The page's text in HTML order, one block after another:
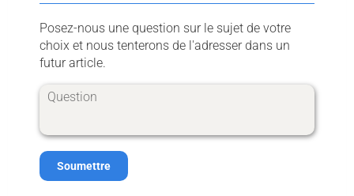
Posez-nous une question sur le sujet de votre
choix et nous tenterons de l'adresser dans un
futur article.
Soumettre